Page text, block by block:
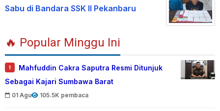
Sabu di Bandara SSK II Pekanbaru
🔥 Popular Minggu Ini
1
Mahfuddin Cakra Saputra Resmi Ditunjuk
Sebagai Kajari Sumbawa Barat
01 Agu 105.5K pembaca